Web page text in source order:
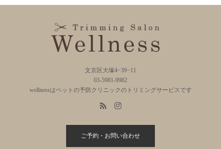
文京区大塚4−39−11
03-5981-9982
wellnessはペットの予防クリニックのトリミングサービスです
ご予約・お問い合わせ